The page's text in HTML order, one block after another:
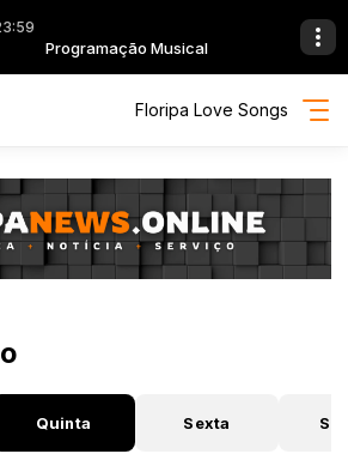
Programação Musical
Sheila & B Devotion Spacer (extended
Floripa Love Songs
Quinta Sexta